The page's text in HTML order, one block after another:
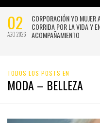
02
AGO 2026
CORPORACIÓN YO MUJER
CORRIDA POR LA VIDA Y
ACOMPAÑAMIENTO
TODOS LOS POSTS EN
MODA – BELLEZA